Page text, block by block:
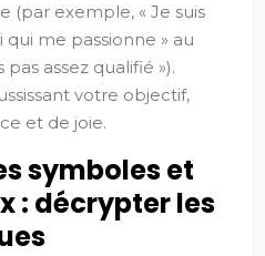
(par exemple, « Je suis
qui me passionne » au
pas assez qualifié »).
votre objectif,
et de joie.
symboles et
: décrypter les